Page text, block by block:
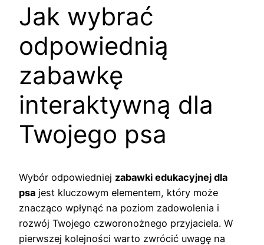
Jak wybrać
odpowiednią
zabawkę
interaktywną dla
Twojego psa
Wybór odpowiedniej zabawki edukacyjnej dla
psa jest kluczowym elementem, który może
znacząco wpłynąć na poziom zadowolenia i
rozwój Twojego czworonożnego przyjaciela. W
pierwszej kolejności warto zwrócić uwagę na